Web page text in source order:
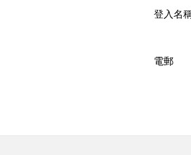
登入名
電郵